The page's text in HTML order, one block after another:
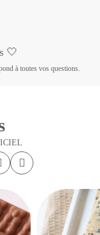
🤍
à toutes vos questions.